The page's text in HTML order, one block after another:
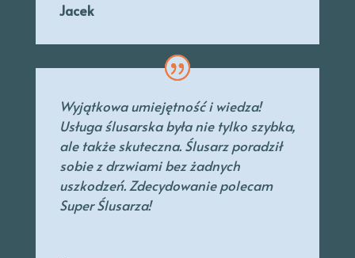
Jacek
Wyjątkowa umiejętność i wiedza!
Usługa ślusarska była nie tylko szybka,
ale także skuteczna. Ślusarz poradził
sobie z drzwiami bez żadnych
uszkodzeń. Zdecydowanie polecam
Super Ślusarza!